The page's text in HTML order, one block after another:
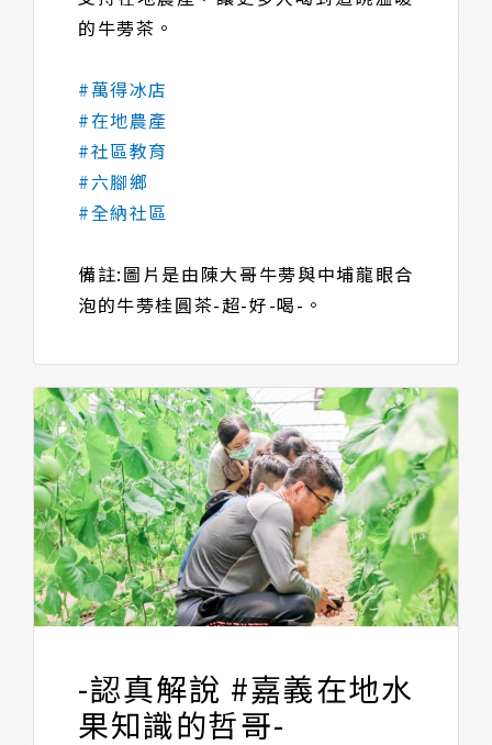
的牛蒡茶。​
#萬得冰店
#在地農產
#社區教育
#六腳鄉
#全納社區
備註:圖片是由陳大哥牛蒡與中埔龍眼合
泡的牛蒡桂圓茶-超-好-喝-。
-認真解說 #嘉義在地水
果知識的哲哥-​